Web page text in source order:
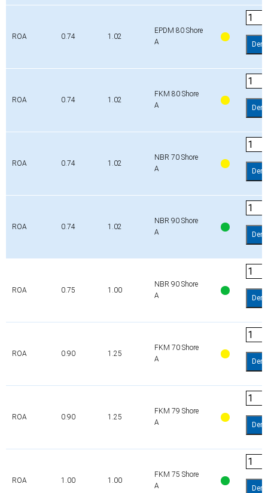
ROA 0.74 1.02
EPDM 80 Shore
A
ROA 0.74 1.02
FKM 80 Shore
A
ROA 0.74 1.02
NBR 70 Shore
A
ROA 0.74 1.02
NBR 90 Shore
A
ROA 0.75 1.00
NBR 90 Shore
A
ROA 0.90 1.25
FKM 70 Shore
A
ROA 0.90 1.25
FKM 79 Shore
A
ROA 1.00 1.00
FKM 75 Shore
A